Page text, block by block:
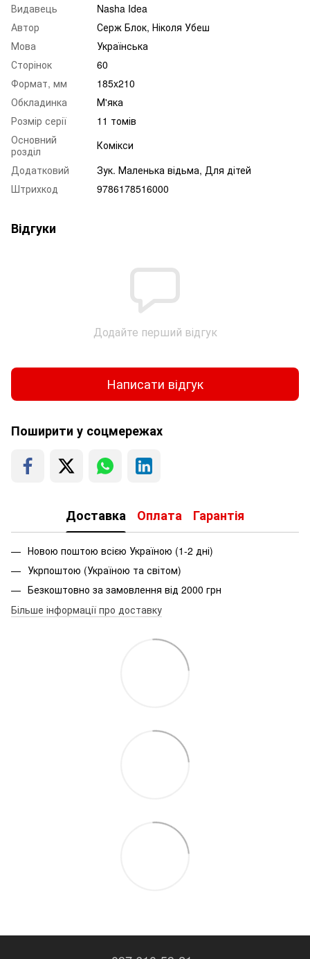
Видавець
Nasha Idea
Автор
Серж Блок, Ніколя Убеш
Мова
Українська
Сторінок
60
Формат, мм
185x210
Обкладинка
М'яка
Розмір серії
11 томів
Основний
розділ
Комікси
Додатковий
Зук. Маленька відьма, Для дітей
Штрихкод
9786178516000
Відгуки
Додайте перший відгук
Написати відгук
Поширити у соцмережах
Доставка Оплата Гарантія
Новою поштою всією Україною (1-2 дні)
Укрпоштою (Україною та світом)
Безкоштовно за замовлення від 2000 грн
Більше інформації про доставку